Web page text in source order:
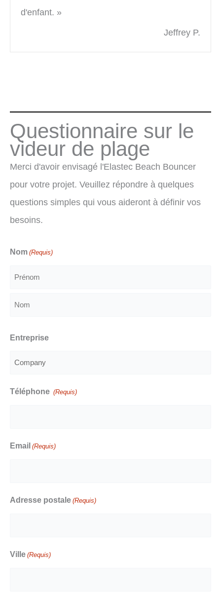
d'enfant. »
Jeffrey P.
Questionnaire sur le
videur de plage
Merci d'avoir envisagé l'Elastec Beach Bouncer
pour votre projet. Veuillez répondre à quelques
questions simples qui vous aideront à définir vos
besoins.
Nom (Requis)
Entreprise
Téléphone (Requis)
Email (Requis)
Adresse postale (Requis)
Ville (Requis)